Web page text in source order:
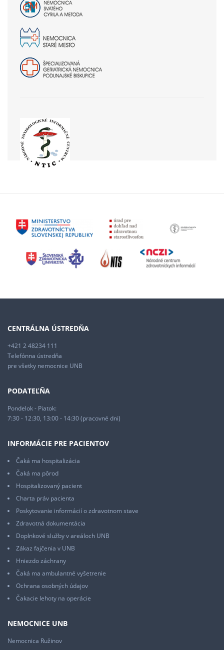
CENTRÁLNA ÚSTREDŇA
+421 2 48234 111
Telefónna ústredňa
pre všetky nemocnice UNB
PODATEĽŇA
Pondelok - Piatok:
7:30 - 12:30, 13:00 - 14:30 (pracovné dni)
INFORMÁCIE PRE PACIENTOV
Čaká ma hospitalizácia
Čaká ma pôrod
Hospitalizovaný pacient
Charta práv pacienta
Poskytovanie informácií o zdravotnom stave
Zdravotná dokumentácia
Doplnkové služby v areáloch UNB
Zákaz fajčenia v UNB
Hniezdo záchrany
Čaká ma ambulantné vyšetrenie
Ochrana osobných údajov
Čakacie lehoty na operácie
NEMOCNICE UNB
Nemocnica Ružinov